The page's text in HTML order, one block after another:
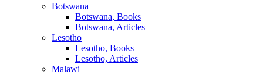
Botswana
Botswana, Books
Botswana, Articles
Lesotho
Lesotho, Books
Lesotho, Articles
Malawi